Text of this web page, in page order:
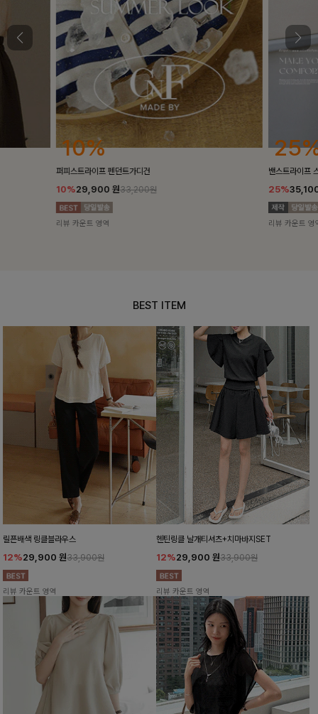
25%
밴스트라이프 스트링원피스
25%35,100 원46,800원
리뷰 카운트 영역
10%
[5천장돌파/
10%
리뷰 카운트 영
BEST ITEM
릴픈배색 링클블라우스
12%29,900 원33,900원
리뷰 카운트 영역
헨틴링클 날개티셔츠+치마바지SET
12%29,900 원33,900원
리뷰 카운트 영역